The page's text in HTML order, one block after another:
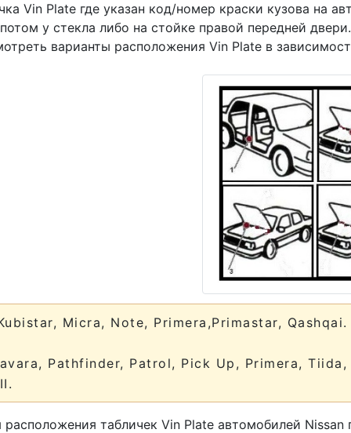
Vin Plate где указан код/номер краски кузова на
у стекла либо на стойке правой передней
варианты расположения Vin Plate в
Micra, Note, Primera,Primastar, Qashqai.
Pathfinder, Patrol, Pick Up, Primera, Tiida,
табличек Vin Plate автомобилей Nissan